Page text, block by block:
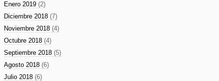
Enero 2019 (2)
Diciembre 2018 (7)
Noviembre 2018 (4)
Octubre 2018 (4)
Septiembre 2018 (5)
Agosto 2018 (6)
Julio 2018 (6)